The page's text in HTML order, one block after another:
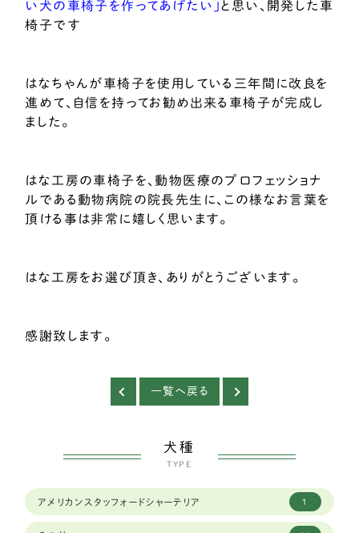
い犬の車椅子を作ってあげたい」と思い、開発した車
椅子です
はなちゃんが車椅子を使用している三年間に改良を
進めて、自信を持ってお勧め出来る車椅子が完成し
ました。
はな工房の車椅子を、動物医療のプロフェッショナ
ルである動物病院の院長先生に、この様なお言葉を
頂ける事は非常に嬉しく思います。
はな工房をお選び頂き、ありがとうございます。
感謝致します。
一覧へ戻る
犬種
TYPE
アメリカンスタッフォードシャーテリア 1